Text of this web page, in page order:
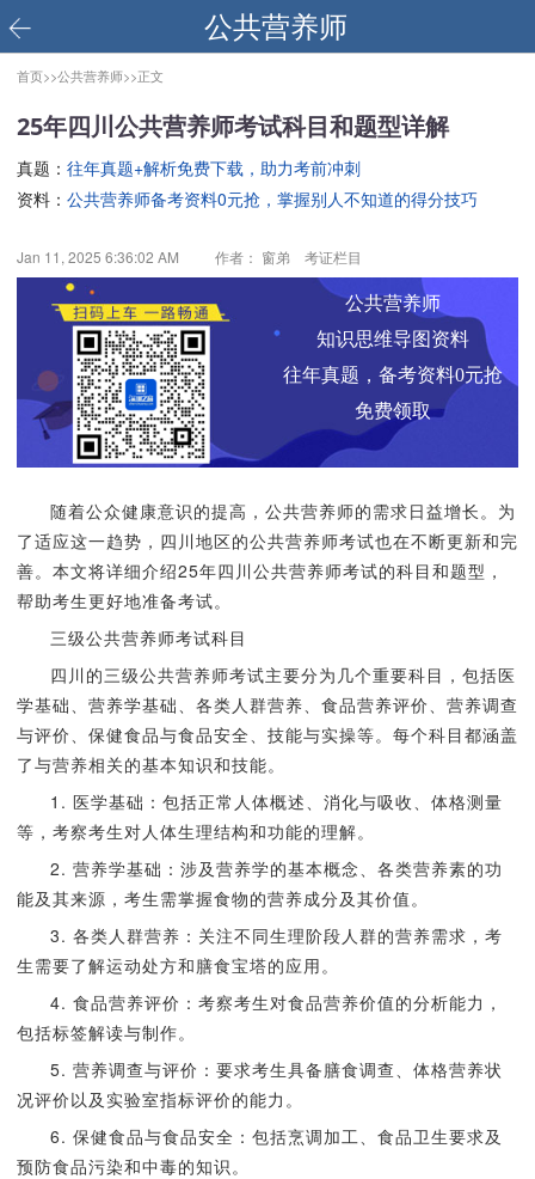
公共营养师
首页>>公共营养师>>正文
25年四川公共营养师考试科目和题型详解
真题： 往年真题+解析免费下载，助力考前冲刺
资料： 公共营养师备考资料0元抢，掌握别人不知道的得分技巧
Jan 11, 2025 6:36:02 AM 作者： 窗弟 考证栏目
公共营养师
知识思维导图资料
往年真题，备考资料0元抢
免费领取
随着公众健康意识的提高，公共营养师的需求日益增长。为
了适应这一趋势，四川地区的公共营养师考试也在不断更新和完
善。本文将详细介绍25年四川公共营养师考试的科目和题型，
帮助考生更好地准备考试。
三级公共营养师考试科目
四川的三级公共营养师考试主要分为几个重要科目，包括医
学基础、营养学基础、各类人群营养、食品营养评价、营养调查
与评价、保健食品与食品安全、技能与实操等。每个科目都涵盖
了与营养相关的基本知识和技能。
1. 医学基础：包括正常人体概述、消化与吸收、体格测量
等，考察考生对人体生理结构和功能的理解。
2. 营养学基础：涉及营养学的基本概念、各类营养素的功
能及其来源，考生需掌握食物的营养成分及其价值。
3. 各类人群营养：关注不同生理阶段人群的营养需求，考
生需要了解运动处方和膳食宝塔的应用。
4. 食品营养评价：考察考生对食品营养价值的分析能力，
包括标签解读与制作。
5. 营养调查与评价：要求考生具备膳食调查、体格营养状
况评价以及实验室指标评价的能力。
6. 保健食品与食品安全：包括烹调加工、食品卫生要求及
预防食品污染和中毒的知识。